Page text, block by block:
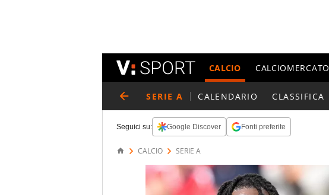
CALCIO CALCIOMERCATO
SERIE A CALENDARIO CLASSIFICA
Seguici su: Google Discover Fonti preferite
CALCIO SERIE A